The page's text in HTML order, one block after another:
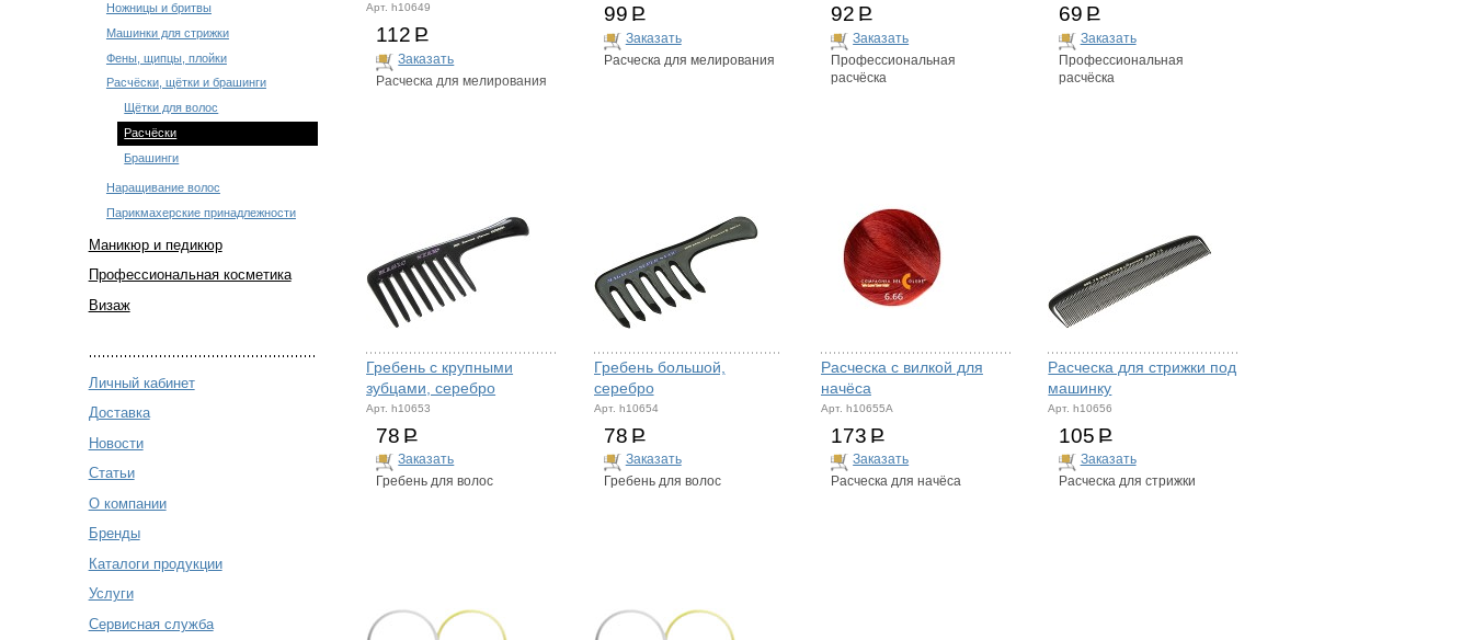
Ножницы и бритвы
Машинки для стрижки
Фены, щипцы, плойки
Расчёски, щётки и брашинги
Щётки для волос
Расчёски
Брашинги
Наращивание волос
Парикмахерские принадлежности
Маникюр и педикюр
Профессиональная косметика
Визаж
Личный кабинет
Доставка
Новости
Статьи
О компании
Бренды
Каталоги продукции
Услуги
Сервисная служба
Арт. h10649
112 Р
Заказать
Расческа для мелирования
99 Р
Заказать
Расческа для мелирования
92 Р
Заказать
Профессиональная
расчёска
69 Р
Заказать
Профессиональная
расчёска
Гребень с крупными
зубцами, серебро
Арт. h10653
78 Р
Заказать
Гребень для волос
Гребень большой,
серебро
Арт. h10654
78 Р
Заказать
Гребень для волос
Расческа с вилкой для
начёса
Арт. h10655A
173 Р
Заказать
Расческа для начёса
Расческа для стрижки под
машинку
Арт. h10656
105 Р
Заказать
Расческа для стрижки